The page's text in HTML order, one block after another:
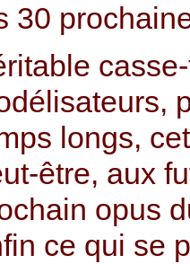
30
longs,
être, aux
opus
ce qui se